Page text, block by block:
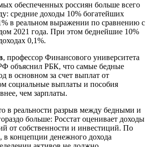
обеспеченных россиян больше всего
средние доходы 10% богатейших
в реальном выражении по сравнению с
2021 года. При этом беднейшие 10%
0,1%.
, профессор Финансового университета
объяснил РБК, что самые бедные
в основном за счет выплат от
социальные выплаты и пособия
чем зарплаты.
в реальности разрыв между бедными и
больше: Росстат оценивает доходы
от собственности и инвестиций. По
в концепции денежного дохода